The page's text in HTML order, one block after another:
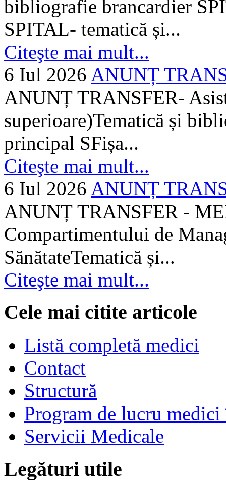
bibliografie brancardier
SPITAL- tematică și...
Citeşte mai mult...
6 Iul 2026 ANUNȚ
ANUNȚ TRANSFER-
superioare)Tematică și
principal SFișa...
Citeşte mai mult...
6 Iul 2026 ANUNȚ
ANUNȚ TRANSFER -
Compartimentului de
SănătateTematică și...
Citeşte mai mult...
Cele mai citite articole
Listă completă medici
Contact
Structură
Program de lucru
Servicii Medicale
Legături utile